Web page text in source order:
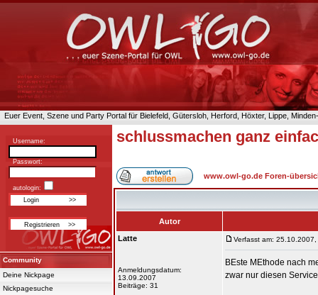
Euer Event, Szene und Party Portal für Bielefeld, Gütersloh, Herford, Höxter, Lippe,
Username:
Passwort:
autologin:
Community
Deine Nickpage
Nickpagesuche
schlussmachen ganz
www.owl-go.de Foren-
Autor
Latte
Anmeldungsdatum:
13.09.2007
Beiträge: 31
Verfasst am:
BEste MEthode nach
zwar nur diesen